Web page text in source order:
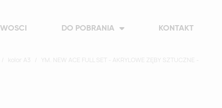
DO POBRANIA KONTAKT
kolor A3 YM. NEW ACE FULL SET - AKRYLOWE ZĘBY SZTUCZNE -